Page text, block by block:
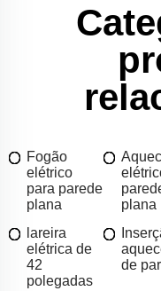
Fogão
elétrico
para parede
plana
plana
lareira
elétrica de
42
polegadas
de